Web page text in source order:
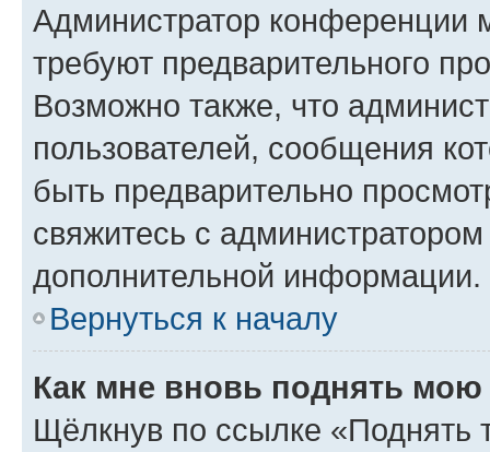
Администратор конференции
требуют предварительного
Возможно также, что
пользователей, сообщения
быть предварительно
свяжитесь с
дополнительной информации.
Вернуться к началу
Как мне вновь поднять мою
Щёлкнув по ссылке «Поднять